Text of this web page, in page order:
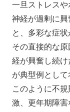
一旦ストレス
神経が過剰に
と、多彩な症状
その直接的な
経が興奮し続
が典型例として
このように不
激、更年期障